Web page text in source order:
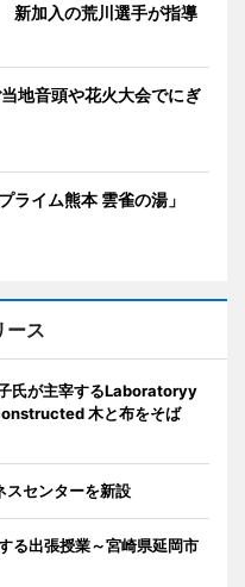
新加入の荒川選手が指導
地音頭や花火大会でにぎ
ライム熊本 雲雀の湯」
ース
氏が主宰するLaboratoryy
木と布をそば
スセンターを新設
る出張授業～宮崎県延岡市